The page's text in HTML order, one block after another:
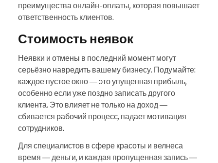
преимущества онлайн-оплаты, которая повышает
ответственность клиентов.
Стоимость неявок
Неявки и отмены в последний момент могут
серьёзно навредить вашему бизнесу. Подумайте:
каждое пустое окно — это упущенная прибыль,
особенно если уже поздно записать другого
клиента. Это влияет не только на доход —
сбивается рабочий процесс, падает мотивация
сотрудников.
Для специалистов в сфере красоты и велнеса
время — деньги, и каждая пропущенная запись —